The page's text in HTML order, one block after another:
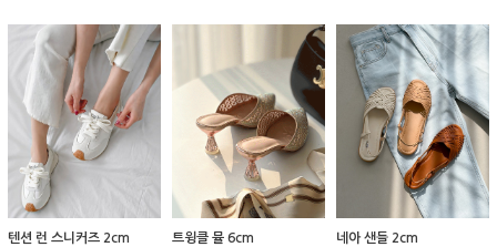
텐션 런 스니커즈 2cm
트윙클 뮬 6cm
네아 샌들 2cm